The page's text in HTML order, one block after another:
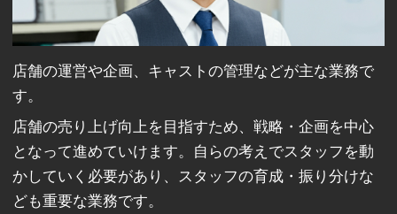
店舗の運営や企画、キャストの管理などが主な業務で
す。
店舗の売り上げ向上を目指すため、戦略・企画を中心
となって進めていけます。自らの考えでスタッフを動
かしていく必要があり、スタッフの育成・振り分けな
ども重要な業務です。